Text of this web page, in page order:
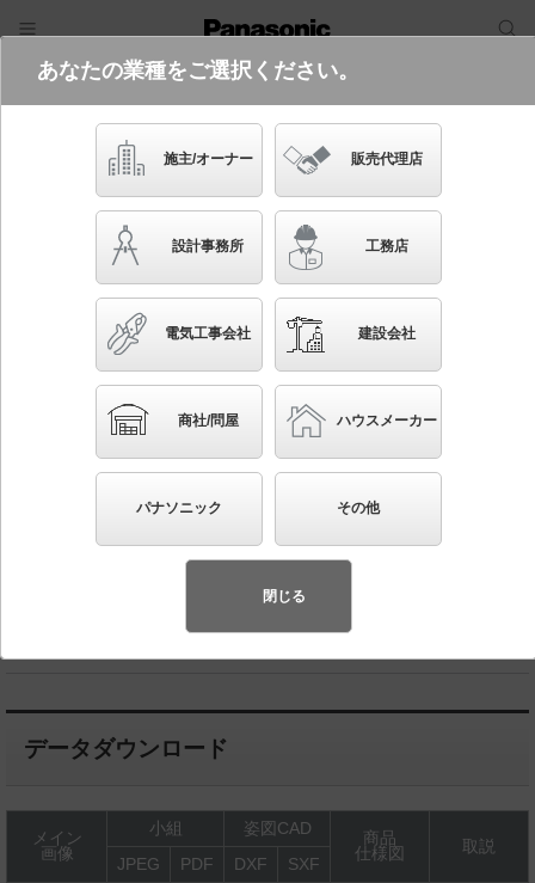
電気・建築設備（ビジネス）
フリーワード
品番・キーワード
かんたん照度計算
SFX502
床置型 LED（電球色） ホリゾンタルライト 拡散タ
イプ 調光可能型 LINK STYLE LED（リンクスタイル
LED） 直管形蛍光灯FL20形1灯器具相当
◆希望小売価格 41,500 円（税抜）
データダウンロード
メイン
画像
小組 姿図CAD
商品
仕様図
取説
JPEG
PDF DXF SXF
あなたの業種をご選択ください。
施主/オーナー 販売代理店
設計事務所 工務店
電気工事会社 建設会社
商社/問屋 ハウスメーカー
パナソニック その他
閉じる